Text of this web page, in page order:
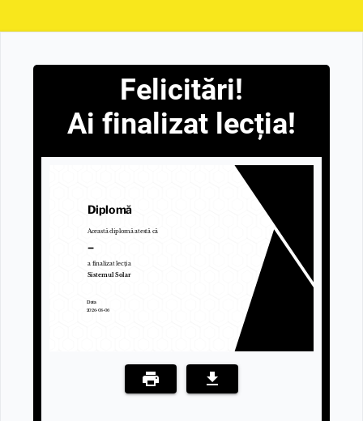
Felicitări!
Ai finalizat lecția!
Diplomă
Această diplomă atestă că
–
a finalizat lecția
Sistemul Solar
Data
2026-08-06